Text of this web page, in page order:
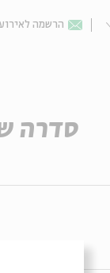
הרשמה
סדרה